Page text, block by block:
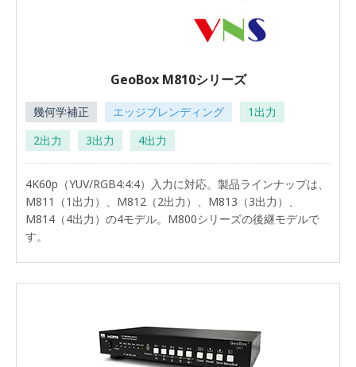
GeoBox M810シリーズ
幾何学補正 エッジブレンディング
1出力
2出力
3出力 4出力
4K60p（YUV/RGB4:4:4）入力に対応。製品ラインナップは、
M811（1出力）、M812（2出力）、M813（3出力）、
M814（4出力）の4モデル。M800シリーズの後継モデルで
す。